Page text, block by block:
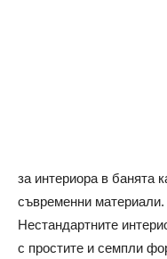
за интериора в банята
съвременни материали.
Нестандартните
с простите и семпли